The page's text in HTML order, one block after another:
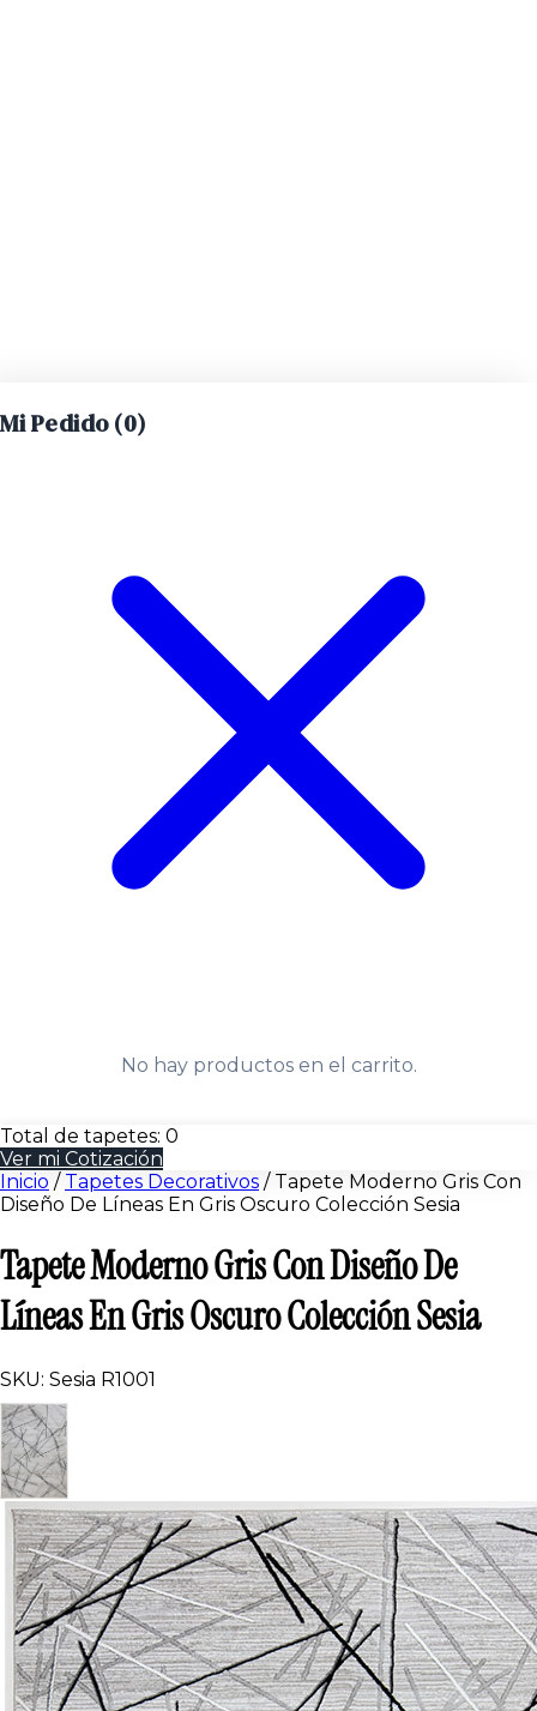
Mi Pedido (0)
No hay productos en el carrito.
Total de tapetes: 0
Ver mi Cotización
Inicio / Tapetes Decorativos / Tapete Moderno Gris Con
Diseño De Líneas En Gris Oscuro Colección Sesia
Tapete Moderno Gris Con Diseño De
Líneas En Gris Oscuro Colección Sesia
SKU: Sesia R1001